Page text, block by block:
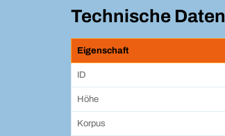
Technische Daten
Eigenschaft
ID
Höhe
Korpus